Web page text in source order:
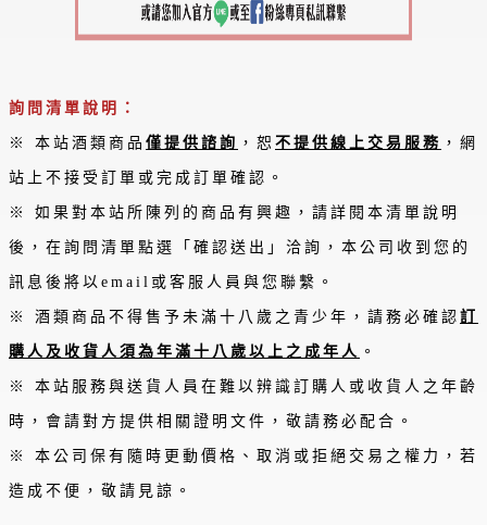
詢問清單說明：
※ 本站酒類商品 僅提供諮詢 ，恕 不提供線上交易服務 ，網
站上不接受訂單或完成訂單確認。
※ 如果對本站所陳列的商品有興趣，請詳閱本清單說明
後，在詢問清單點選「確認送出」洽詢，本公司收到您的
訊息後將以email或客服人員與您聯繫。
※ 酒類商品不得售予未滿十八歲之青少年，請務必確認 訂
購人及收貨人須為年滿十八歲以上之成年人 。
※ 本站服務與送貨人員在難以辨識訂購人或收貨人之年齡
時，會請對方提供相關證明文件，敬請務必配合。
※ 本公司保有隨時更動價格、取消或拒絕交易之權力，若
造成不便，敬請見諒。